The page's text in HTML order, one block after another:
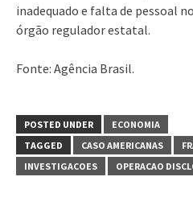
inadequado e falta de pessoal
órgão regulador estatal.
Fonte: Agência Brasil.
POSTED UNDER
ECONOMIA
TAGGED
CASO AMERICANAS
INVESTIGACOES
OPERACAO